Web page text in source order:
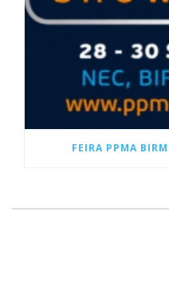
FEIRA PPMA